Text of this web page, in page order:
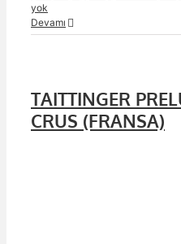
yok
Devamı
TAITTINGER
CRUS (FRANSA)